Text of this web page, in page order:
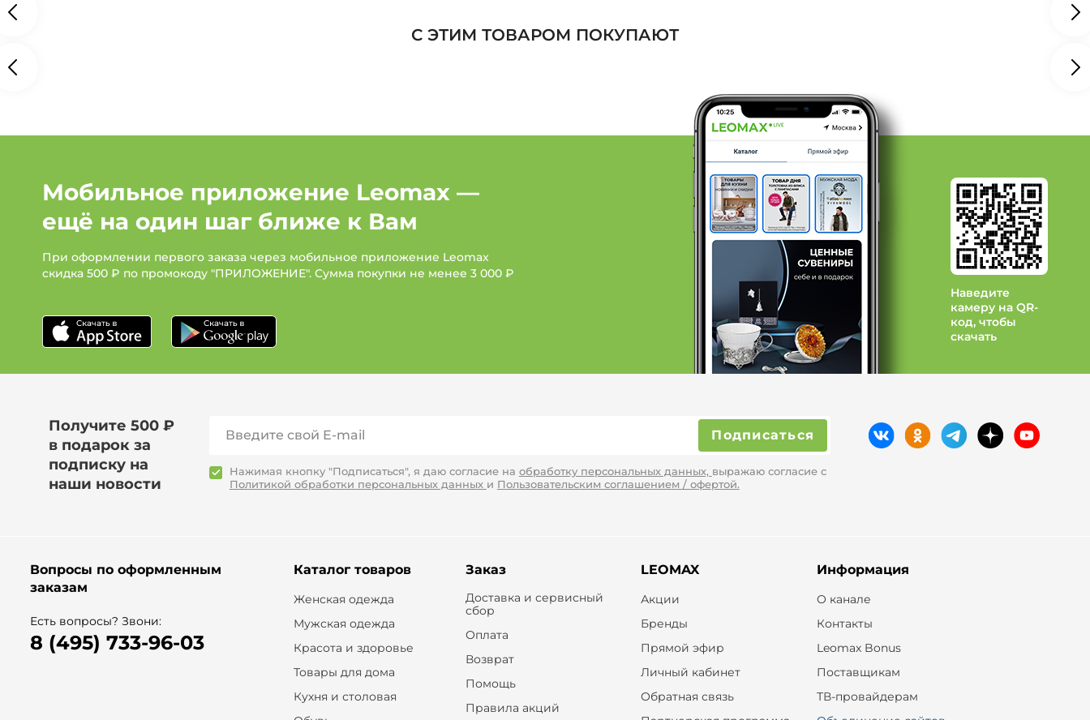
Обувь: Бренд Carlega
Обувь: Бренд COVANI
С ЭТИМ ТОВАРОМ ПОКУПАЮТ
Мобильное приложение Leomax —
ещё на один шаг ближе к Вам
При оформлении первого заказа через мобильное приложение Leomax
скидка 500 ₽ по промокоду "ПРИЛОЖЕНИЕ". Сумма покупки не менее 3 000 ₽
Наведите
камеру на QR-
код, чтобы
скачать
Получите 500 ₽
в подарок за
подписку на
наши новости
Подписаться
Нажимая кнопку "Подписаться", я даю согласие на обработку персональных данных, выражаю согласие с
Политикой обработки персональных данных и Пользовательским соглашением / офертой.
Вопросы по оформленным
заказам
Есть вопросы? Звони:
8 (495) 733-96-03
Каталог товаров
Женская одежда
Мужская одежда
Красота и здоровье
Товары для дома
Кухня и столовая
Заказ
Доставка и сервисный
сбор
Оплата
Возврат
Помощь
Правила акций
LEOMAX
Акции
Бренды
Прямой эфир
Личный кабинет
Обратная связь
Информация
О канале
Контакты
Leomax Bonus
Поставщикам
ТВ-провайдерам